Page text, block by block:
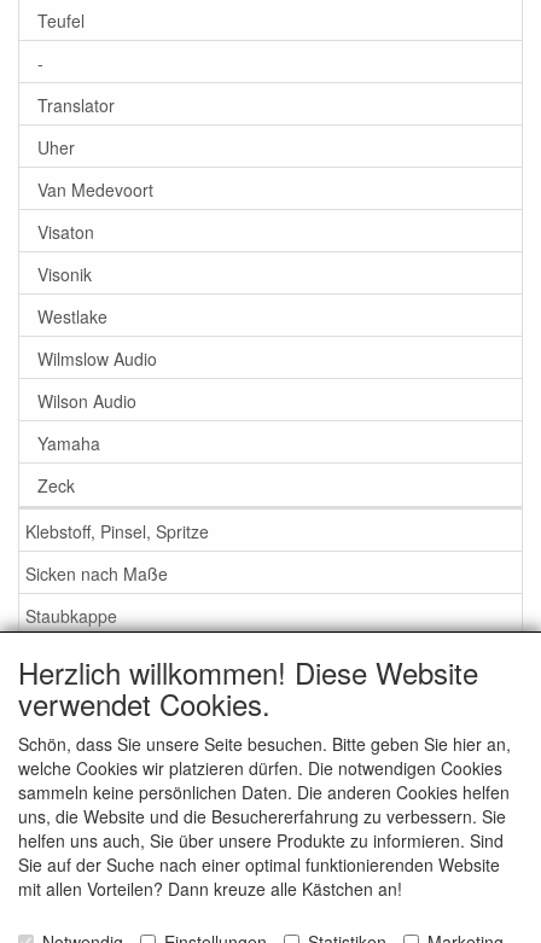
Teufel
-
Translator
Uher
Van Medevoort
Visaton
Visonik
Westlake
Wilmslow Audio
Wilson Audio
Yamaha
Zeck
Klebstoff, Pinsel, Spritze
Sicken nach Maße
Staubkappe
Service
Schaumstoff oder Gummi Sicken?
Wichtig bei Bestellung
Nachrichten
Kontakt
Herzlich willkommen! Diese Website
verwendet Cookies.
Schön, dass Sie unsere Seite besuchen. Bitte geben Sie hier an,
welche Cookies wir platzieren dürfen. Die notwendigen Cookies
sammeln keine persönlichen Daten. Die anderen Cookies helfen
uns, die Website und die Besuchererfahrung zu verbessern. Sie
helfen uns auch, Sie über unsere Produkte zu informieren. Sind
Sie auf der Suche nach einer optimal funktionierenden Website
mit allen Vorteilen? Dann kreuze alle Kästchen an!